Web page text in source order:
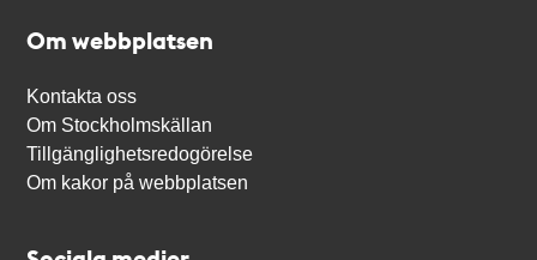
Om webbplatsen
Kontakta oss
Om Stockholmskällan
Tillgänglighetsredogörelse
Om kakor på webbplatsen